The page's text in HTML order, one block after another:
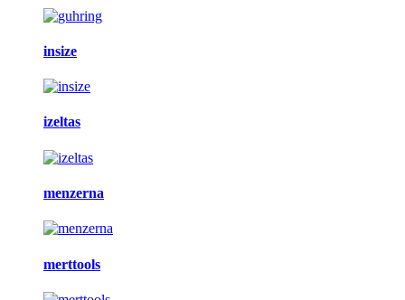
insize
izeltas
menzerna
merttools